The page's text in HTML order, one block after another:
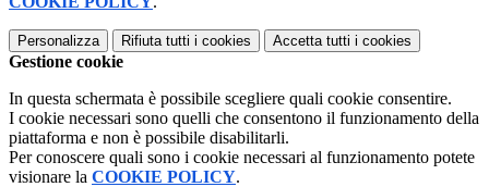
Personalizza Rifiuta tutti i cookies Accetta tutti i cookies
Gestione cookie
In questa schermata è possibile scegliere quali cookie consentire.
I cookie necessari sono quelli che consentono il funzionamento della
piattaforma e non è possibile disabilitarli.
Per conoscere quali sono i cookie necessari al funzionamento potete
visionare la COOKIE POLICY.